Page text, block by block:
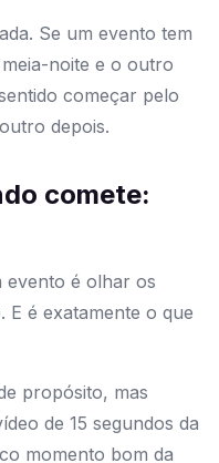
Se um evento tem
noite e o outro
começar pelo
depois.
comete:
é olhar os
é exatamente o que
propósito, mas
de 15 segundos da
momento bom da